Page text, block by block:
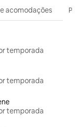
acomodações
temporada
temporada
temporada